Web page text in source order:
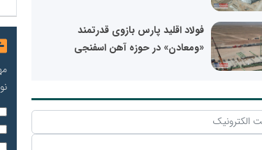
فولاد اقلید پارس بازوی قدرتمند
«ومعادن» در حوزه آهن اسفنجی